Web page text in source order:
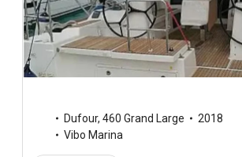
Dufour, 460 Grand Large
2018
Vibo Marina